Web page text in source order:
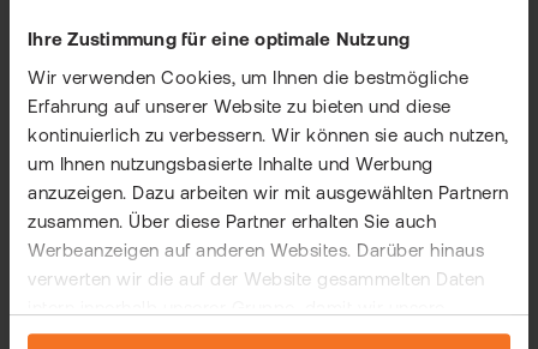
Ihre Zustimmung für eine optimale Nutzung
Wir verwenden Cookies, um Ihnen die bestmögliche
Erfahrung auf unserer Website zu bieten und diese
kontinuierlich zu verbessern. Wir können sie auch nutzen,
um Ihnen nutzungsbasierte Inhalte und Werbung
anzuzeigen. Dazu arbeiten wir mit ausgewählten Partnern
zusammen. Über diese Partner erhalten Sie auch
Werbeanzeigen auf anderen Websites. Darüber hinaus
verwerten wir die auf der Website gesammelten Daten
eigenen Angebote verbessern und Ihnen
Fair & günstig: Tolle Konditionen für Top-
Renditen